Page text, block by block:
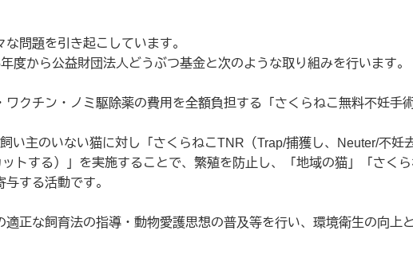
問題を引き起こしています。
から公益財団法人どうぶつ基金と次のような取り組みを行います。
クチン・ノミ駆除薬の費用を全額負担する「さくらねこ無料不妊手
い主のいない猫に対し「さくらねこTNR（Trap/捕獲し、Neuter/不妊
トする）」を実施することで、繁殖を防止し、「地域の猫」「さく
する活動です。
適正な飼育法の指導・動物愛護思想の普及等を行い、環境衛生の向上